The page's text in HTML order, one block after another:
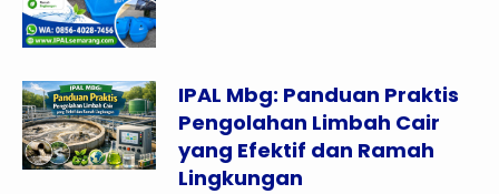
IPAL Mbg: Panduan Praktis
Pengolahan Limbah Cair
yang Efektif dan Ramah
Lingkungan